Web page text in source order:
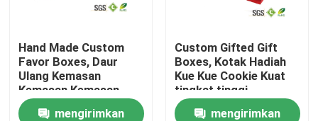
Kontrol kualitas
Hubungi kami
Hand Made Custom
Favor Boxes, Daur
Ulang Kemasan
Kemasan Kemasan
Mewah
mengirimkan
Custom Gifted Gift
Boxes, Kotak Hadiah
Kue Kue Cookie Kuat
tingkat tinggi
mengirimkan